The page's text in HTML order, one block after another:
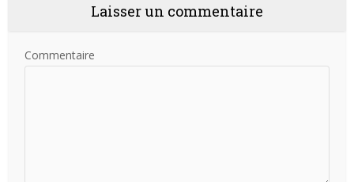
Laisser un commentaire
Commentaire